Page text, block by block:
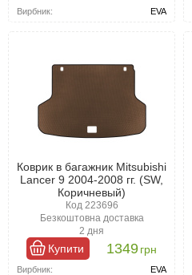
Вирбник: EVA
Коврик в багажник Mitsubishi
Lancer 9 2004-2008 гг. (SW,
Коричневый)
Код 223696
Безкоштовна доставка
2 дня
Купити 1349грн
Вирбник:
EVA